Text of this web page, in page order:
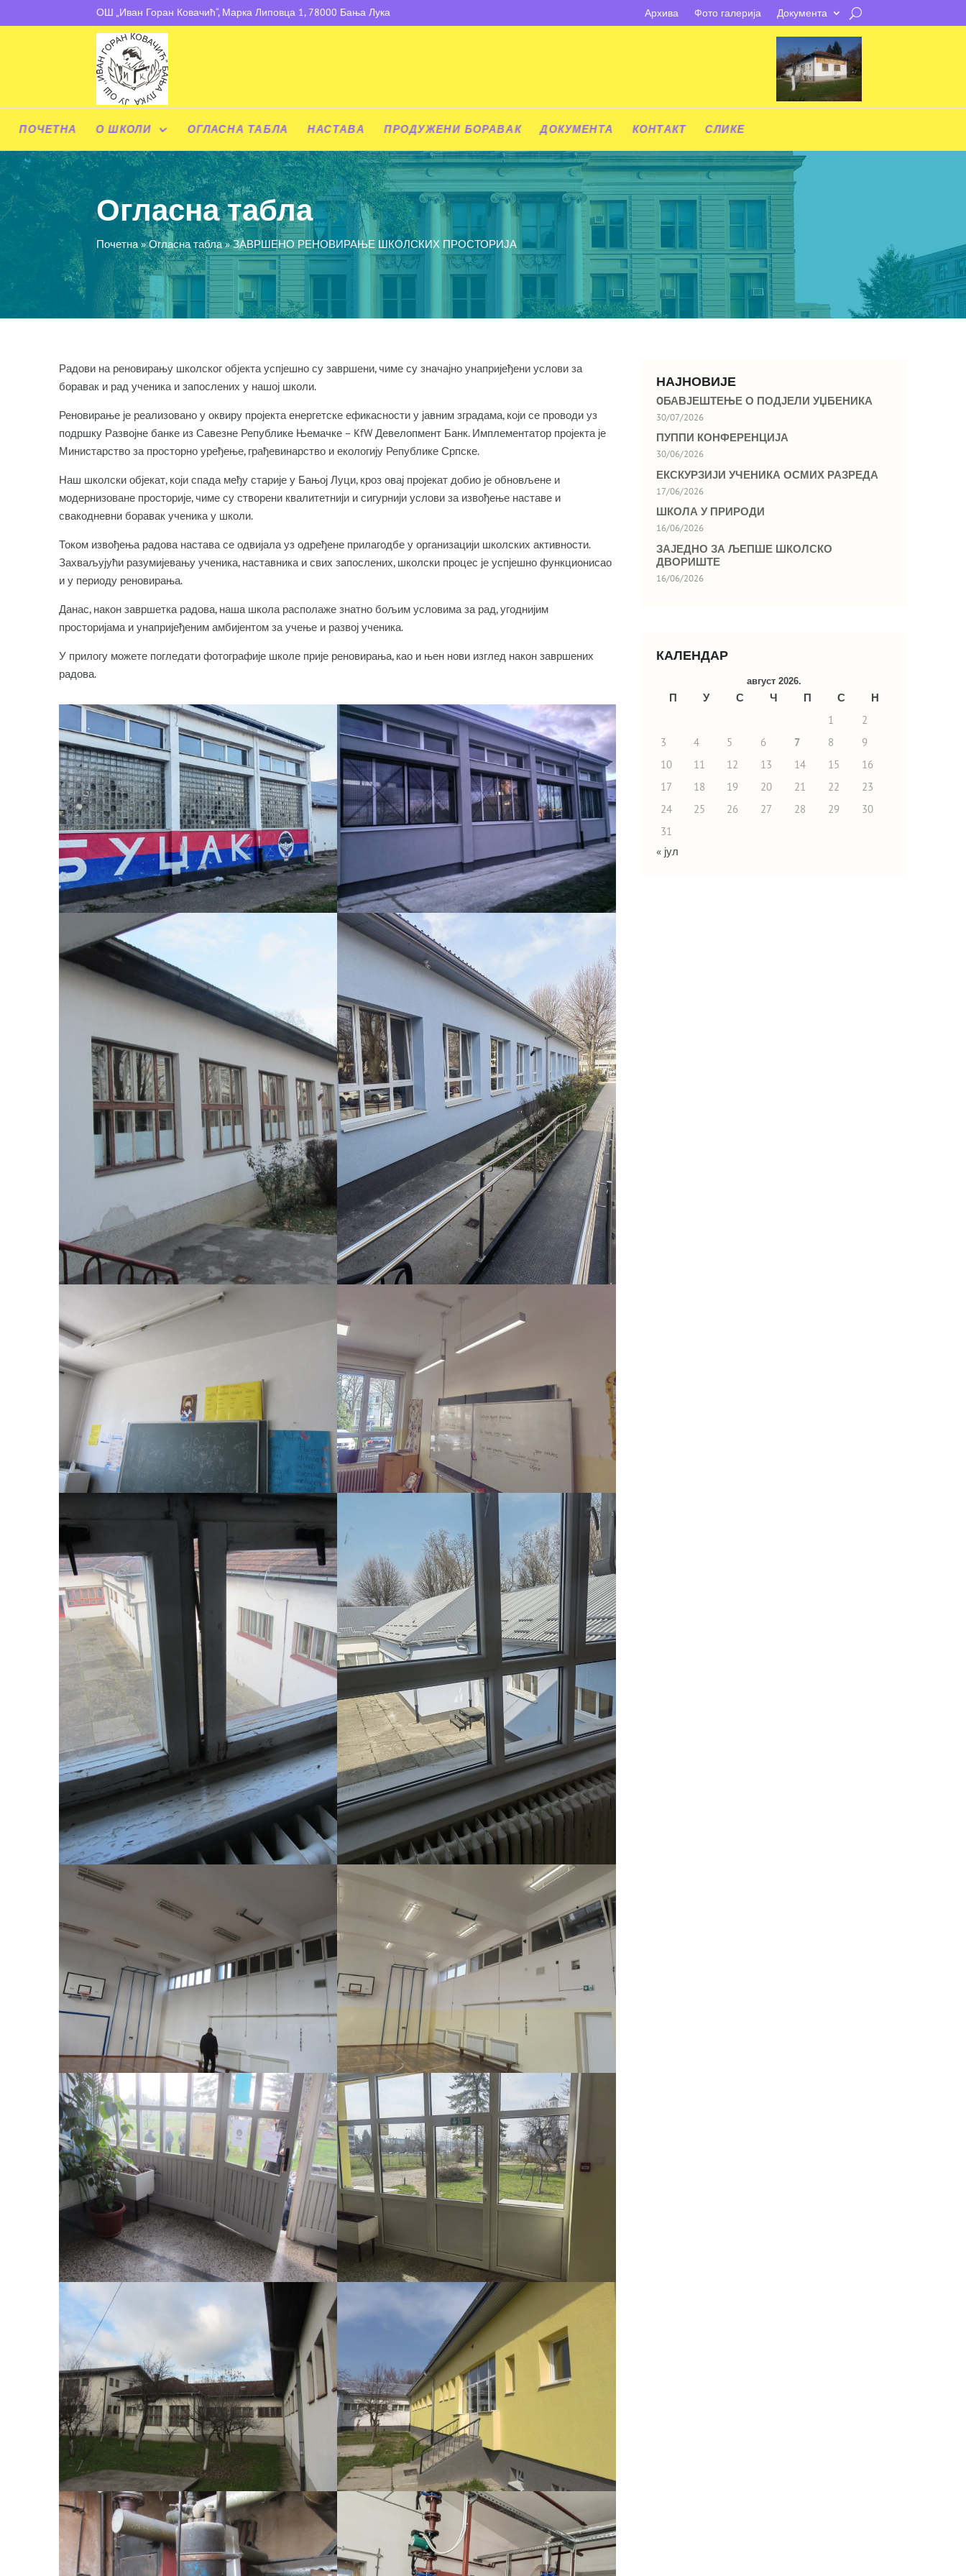
ОШ „Иван Горан Ковачић“, Марка Липовца 1, 78000 Бања Лука Архива Фото галерија Документа
ПОЧЕТНА О ШКОЛИ ОГЛАСНА ТАБЛА НАСТАВА ПРОДУЖЕНИ БОРАВАК ДОКУМЕНТА КОНТАКТ СЛИКЕ
Огласна табла
Почетна»Огласна табла»ЗАВРШЕНО РЕНОВИРАЊЕ ШКОЛСКИХ ПРОСТОРИЈА
Радови на реновирању школског објекта успјешно су завршени, чиме су значајно унапријеђени услови за
боравак и рад ученика и запослених у нашој школи.
Реновирање је реализовано у оквиру пројекта енергетске ефикасности у јавним зградама, који се проводи уз
подршку Развојне банке из Савезне Републике Њемачке – KfW Девелопмент Банк. Имплементатор пројекта је
Министарство за просторно уређење, грађевинарство и екологију Републике Српске.
Наш школски објекат, који спада међу старије у Бањој Луци, кроз овај пројекат добио је обновљене и
модернизоване просторије, чиме су створени квалитетнији и сигурнији услови за извођење наставе и
свакодневни боравак ученика у школи.
Током извођења радова настава се одвијала уз одређене прилагодбе у организацији школских активности.
Захваљујући разумијевању ученика, наставника и свих запослених, школски процес је успјешно функционисао
и у периоду реновирања.
Данас, након завршетка радова, наша школа располаже знатно бољим условима за рад, угоднијим
просторијама и унапријеђеним амбијентом за учење и развој ученика.
У прилогу можете погледати фотографије школе прије реновирања, као и њен нови изглед након завршених
радова.
НАЈНОВИЈЕ
OБАВЈЕШТЕЊЕ О ПОДЈЕЛИ УЏБЕНИКА
30/07/2026
ПУППИ КОНФЕРЕНЦИЈА
30/06/2026
ЕКСКУРЗИЈИ УЧЕНИКА ОСМИХ РАЗРЕДА
17/06/2026
ШКОЛА У ПРИРОДИ
16/06/2026
ЗАЈЕДНО ЗА ЉЕПШЕ ШКОЛСКО
ДВОРИШТЕ
16/06/2026
КАЛЕНДАР
август 2026.
П У С Ч П С
Н
1
2
3
4 5 6 7 8
9
10
11 12 13 14 15
16
17
18 19 20 21 22
23
24
25 26 27 28 29
30
31
« јул